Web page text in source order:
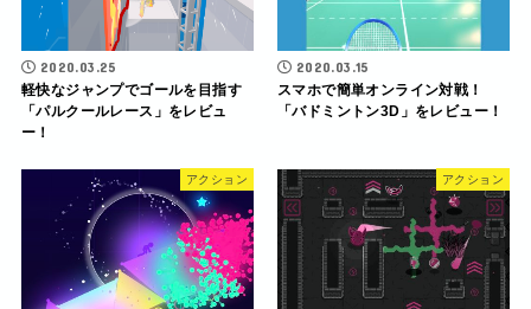
2020.03.25
軽快なジャンプでゴールを目指す
「パルクールレース」をレビュ
ー！
2020.03.15
スマホで簡単オンライン対戦！
「バドミントン3D」をレビュー！
アクション アクション